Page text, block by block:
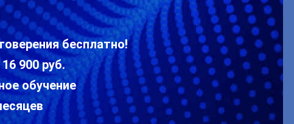
бесплатно!
900 руб.
обучение